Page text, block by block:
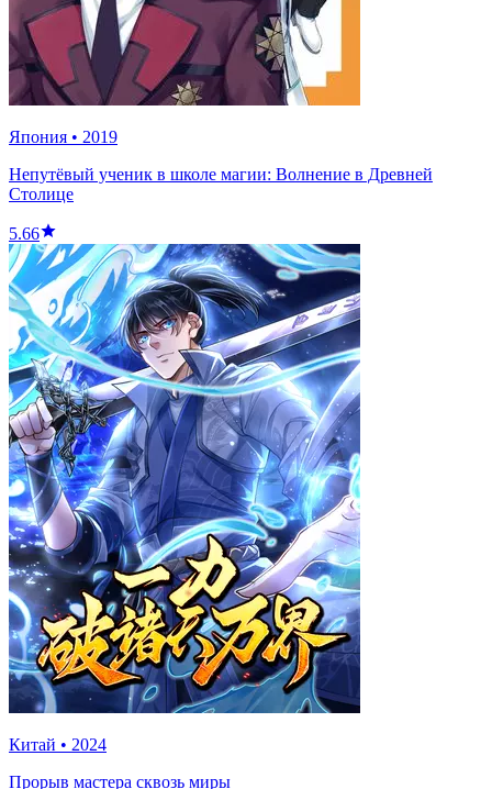
Япония • 2019
Непутёвый ученик в школе магии: Волнение в Древней
Столице
5.66
Китай • 2024
Прорыв мастера сквозь миры